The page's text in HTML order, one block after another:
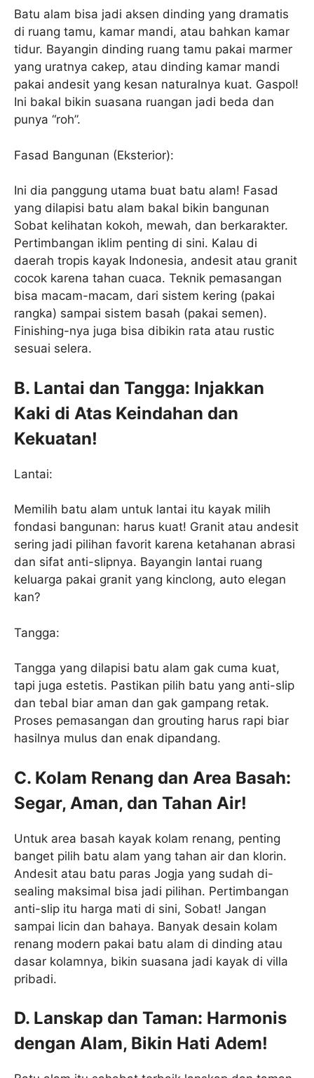
Batu alam bisa jadi aksen dinding yang dramatis
di ruang tamu, kamar mandi, atau bahkan kamar
tidur. Bayangin dinding ruang tamu pakai marmer
yang uratnya cakep, atau dinding kamar mandi
pakai andesit yang kesan naturalnya kuat. Gaspol!
Ini bakal bikin suasana ruangan jadi beda dan
punya “roh”.
Fasad Bangunan (Eksterior):
Ini dia panggung utama buat batu alam! Fasad
yang dilapisi batu alam bakal bikin bangunan
Sobat kelihatan kokoh, mewah, dan berkarakter.
Pertimbangan iklim penting di sini. Kalau di
daerah tropis kayak Indonesia, andesit atau granit
cocok karena tahan cuaca. Teknik pemasangan
bisa macam-macam, dari sistem kering (pakai
rangka) sampai sistem basah (pakai semen).
Finishing-nya juga bisa dibikin rata atau rustic
sesuai selera.
B. Lantai dan Tangga: Injakkan
Kaki di Atas Keindahan dan
Kekuatan!
Lantai:
Memilih batu alam untuk lantai itu kayak milih
fondasi bangunan: harus kuat! Granit atau andesit
sering jadi pilihan favorit karena ketahanan abrasi
dan sifat anti-slipnya. Bayangin lantai ruang
keluarga pakai granit yang kinclong, auto elegan
kan?
Tangga:
Tangga yang dilapisi batu alam gak cuma kuat,
tapi juga estetis. Pastikan pilih batu yang anti-slip
dan tebal biar aman dan gak gampang retak.
Proses pemasangan dan grouting harus rapi biar
hasilnya mulus dan enak dipandang.
C. Kolam Renang dan Area Basah:
Segar, Aman, dan Tahan Air!
Untuk area basah kayak kolam renang, penting
banget pilih batu alam yang tahan air dan klorin.
Andesit atau batu paras Jogja yang sudah di-
sealing maksimal bisa jadi pilihan. Pertimbangan
anti-slip itu harga mati di sini, Sobat! Jangan
sampai licin dan bahaya. Banyak desain kolam
renang modern pakai batu alam di dinding atau
dasar kolamnya, bikin suasana jadi kayak di villa
pribadi.
D. Lanskap dan Taman: Harmonis
dengan Alam, Bikin Hati Adem!